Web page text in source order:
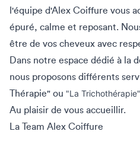
l'équipe d'Alex Coiffure vous
épuré, calme et reposant.
être de vos cheveux avec
Dans notre espace dédié à la
nous proposons différents
Thérapie" ou "La
Au plaisir de vous accueillir.
La Team Alex Coiffure